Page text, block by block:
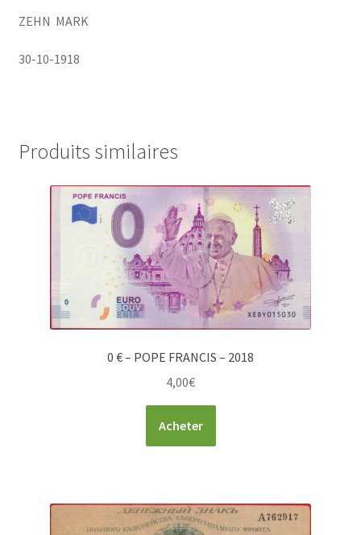
ZEHN MARK
30-10-1918
Produits similaires
0 € – POPE FRANCIS – 2018
4,00€
Acheter